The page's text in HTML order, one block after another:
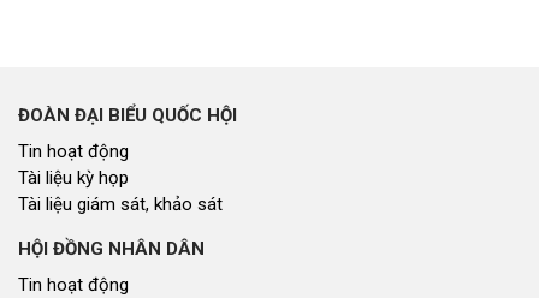
ĐOÀN ĐẠI BIỂU QUỐC HỘI
Tin hoạt động
Tài liệu kỳ họp
Tài liệu giám sát, khảo sát
HỘI ĐỒNG NHÂN DÂN
Tin hoạt động